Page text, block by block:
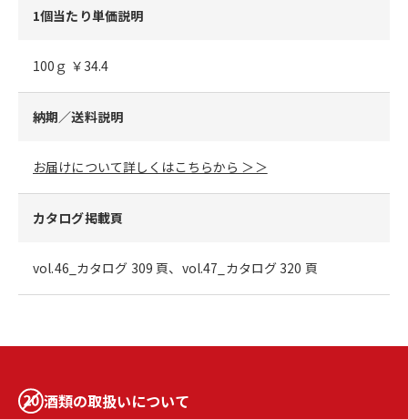
1個当たり単価説明
100ｇ ￥34.4
納期／送料説明
お届けについて詳しくはこちらから ＞＞
カタログ掲載頁
vol.46_カタログ 309 頁、vol.47_カタログ 320 頁
酒類の取扱いについて